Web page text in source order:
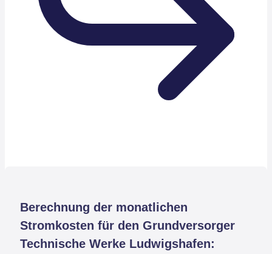
Berechnung der monatlichen
Stromkosten für den Grundversorger
Technische Werke Ludwigshafen: